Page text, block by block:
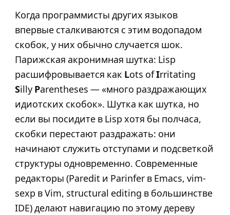
Когда программисты других языков
впервые сталкиваются с этим водопадом
скобок, у них обычно случается шок.
Парижская акронимная шутка: Lisp
расшифровывается как Lots ofIrritating
Silly Parentheses — «много раздражающих
идиотских скобок». Шутка как шутка, но
если вы посидите в Lisp хотя бы полчаса,
скобки перестают раздражать: они
начинают служить отступами и подсветкой
структуры одновременно. Современные
редакторы (Paredit и Parinfer в Emacs, vim-
sexp в Vim, structural editing в большинстве
IDE) делают навигацию по этому дереву